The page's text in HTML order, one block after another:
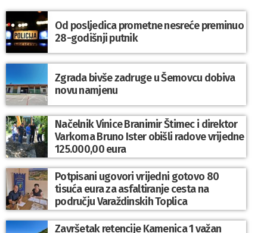
Od posljedica prometne nesreće preminuo
28-godišnji putnik
Zgrada bivše zadruge u Šemovcu dobiva
novu namjenu
Načelnik Vinice Branimir Štimec i direktor
Varkoma Bruno Ister obišli radove vrijedne
125.000,00 eura
Potpisani ugovori vrijedni gotovo 80
tisuća eura za asfaltiranje cesta na
području Varaždinskih Toplica
Završetak retencije Kamenica 1 važan